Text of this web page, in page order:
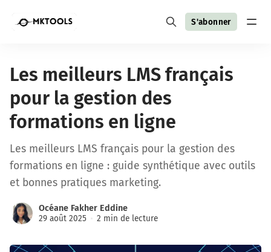
S'abonner
Les meilleurs LMS français
pour la gestion des
formations en ligne
Les meilleurs LMS français pour la gestion des
formations en ligne : guide synthétique avec outils
et bonnes pratiques marketing.
Océane Fakher Eddine
29 août 2025
2 min de lecture